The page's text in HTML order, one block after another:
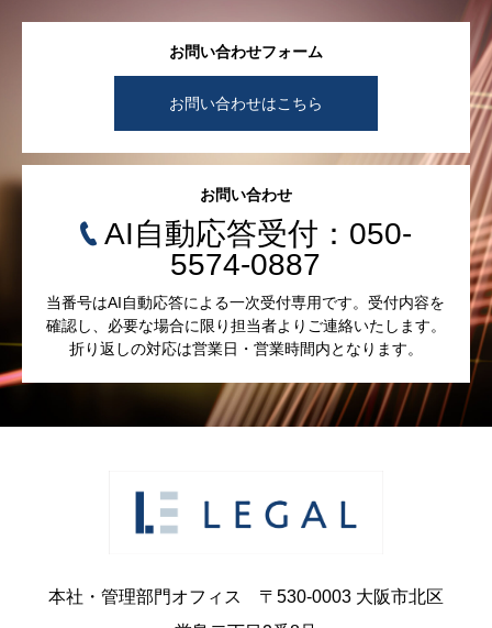
お問い合わせフォーム
お問い合わせはこちら
お問い合わせ
AI自動応答受付：050-
5574-0887
当番号はAI自動応答による一次受付専用です。受付内容を
確認し、必要な場合に限り担当者よりご連絡いたします。
折り返しの対応は営業日・営業時間内となります。
本社・管理部門オフィス 〒530-0003 大阪市北区